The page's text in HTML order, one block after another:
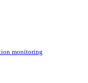
monitoring